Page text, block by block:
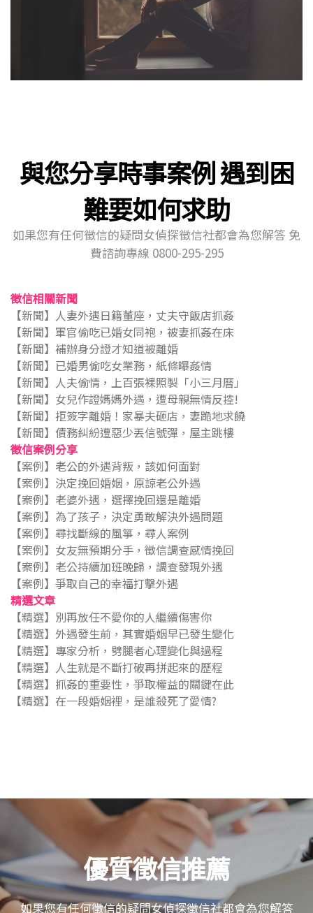
與您分享時事案例 遇到困
難要如何求助
如果您有任何徵信的疑問女偵探徵信社都會為您解答 免
費諮詢專線 0800-295-295
徵信相關新聞
【新聞】人妻外遇日籍董座，丈夫守飯店抓姦
【新聞】軍官偷吃已婚女同袍，被妻抓姦在床
【新聞】補辦身分證才知道被離婚
【新聞】已婚男偷吃女業務，紙條曝姦情
【新聞】人夫偷情，上百張裸照製「小三月曆」
【新聞】女兒作證媽媽外遇，遭母親無情反控!
【新聞】拒簽字離婚！家暴夫砸店，妻跪地求饒
【新聞】債務糾紛遭惡少丟信號彈，屋主跳樓
徵信案例分享
【案例】老公的外遇背叛，該如何面對
【案例】決定挽回婚姻，原諒老公外遇
【案例】老婆外遇，選擇挽回還是離婚
【案例】為了孩子，決定勇敢解決外遇問題
【案例】尋找斷線的風箏，尋人案例
【案例】女友無預期分手，徵信調查感情挽回
【案例】老公持續加班晚歸，調查發現外遇
【案例】爭取自己的幸福打擊外遇
精選文章
【精選】別再放任不愛你的人繼續傷害你
【精選】外遇發生前，其實婚姻早已發生變化
【精選】專家分析，劈腿者心理變化與過程
【精選】人生就是不斷打破再拼起來的歷程
【精選】抓姦的重要性，爭取權益的關鍵在此
【精選】在一段婚姻裡，是誰殺死了愛情?
優質徵信推薦
如果您有任何徵信的疑問女偵探徵信社都會為您解答